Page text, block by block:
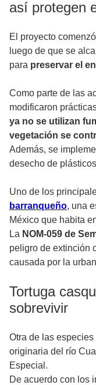
así protegen
El proyecto
luego de que se
para preservar el
Como parte de las
modificaron
ya no se utilizan
vegetación se
Además, se
desecho de
Uno de los
barranqueño, una
México que habita
La NOM-059 de
peligro de extinción
causada por la
Tortuga
sobrevivir
Otra de las
originaria del río
Especial.
De acuerdo con los